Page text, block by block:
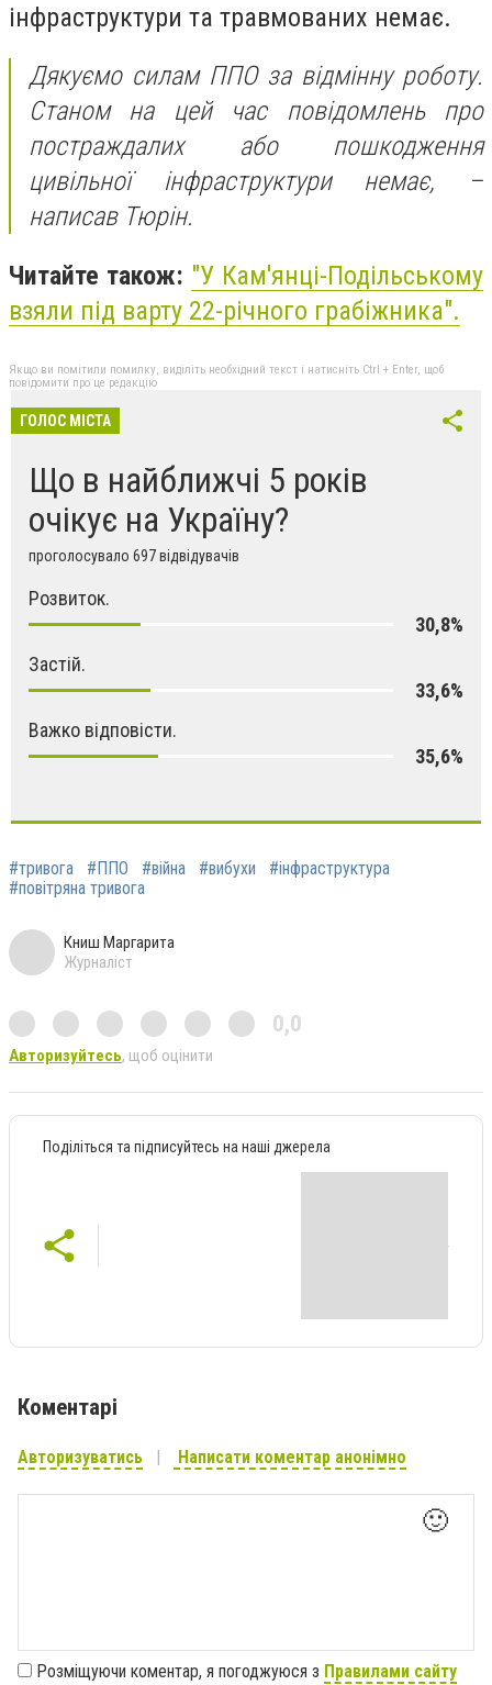
інфраструктури та травмованих немає.
Дякуємо силам ППО за відмінну роботу.
Станом на цей час повідомлень про
постраждалих або пошкодження
цивільної інфраструктури немає, –
написав Тюрін.
Читайте також: "У Кам'янці-Подільському
взяли під варту 22-річного грабіжника".
Якщо ви помітили помилку, виділіть необхідний текст і натисніть Ctrl + Enter, щоб
повідомити про це редакцію
ГОЛОС МІСТА
Що в найближчі 5 років
очікує на Україну?
проголосувало 697 відвідувачів
Розвиток.
30,8%
Застій.
33,6%
Важко відповісти.
35,6%
#тривога #ППО #війна #вибухи
#інфраструктура
#повітряна тривога
Книш Маргарита
Журналіст
0,0
Авторизуйтесь, щоб оцінити
Поділіться та підписуйтесь на наші джерела
Коментарі
Авторизуватись Написати коментар анонімно
🙂
Розміщуючи коментар, я погоджуюся з Правилами сайту